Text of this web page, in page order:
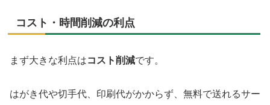
コスト・時間削減の利点
まず大きな利点はコスト削減です。
はがき代や切手代、印刷代がかからず、無料で送れるサー